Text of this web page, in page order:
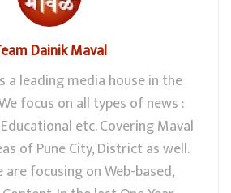
Dainik Maval
a leading media house in the
focus on all types of news :
etc. Covering Maval
of Pune City, District as well.
are focusing on Web-based,